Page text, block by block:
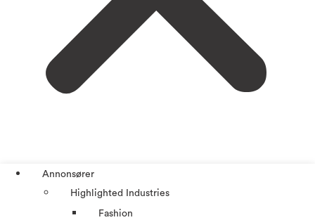
Annonsører
Highlighted Industries
Fashion